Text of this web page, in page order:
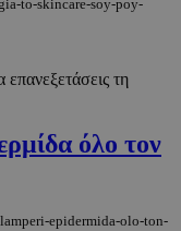
to-skincare-soy-poy-
επανεξετάσεις τη
όλο τον
epidermida-olo-ton-